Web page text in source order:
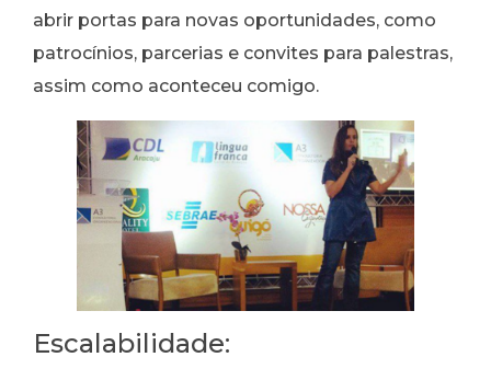
abrir portas para novas oportunidades, como
patrocínios, parcerias e convites para palestras,
assim como aconteceu comigo.
Escalabilidade: